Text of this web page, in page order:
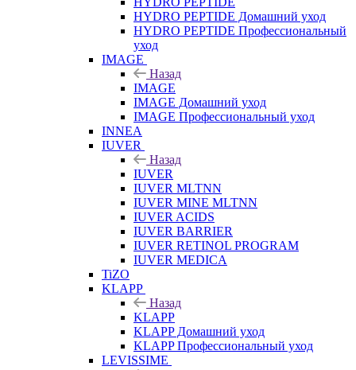
HYDRO PEPTIDE Домашний уход
HYDRO PEPTIDE Профессиональный
уход
IMAGE
Назад
IMAGE
IMAGE Домашний уход
IMAGE Профессиональный уход
INNEA
IUVER
Назад
IUVER
IUVER MLTNN
IUVER MINE MLTNN
IUVER ACIDS
IUVER BARRIER
IUVER RETINOL PROGRAM
IUVER MEDICA
TiZO
KLAPP
Назад
KLAPP
KLAPP Домашний уход
KLAPP Профессиональный уход
LEVISSIME